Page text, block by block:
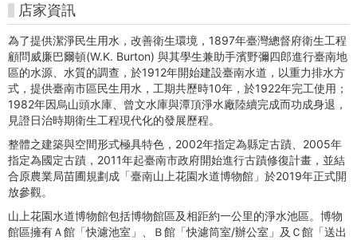
輕
鬆
遊
店家資訊
為了提供潔淨民生用水，改善衛生環境，1897年臺灣總督府衛生工程
顧問威廉巴爾頓(W.K. Burton) 與其學生兼助手濱野彌四郎進行臺南地
區的水源、水質的調查，於1912年開始建設臺南水道，以重力排水方
式，提供臺南市區民生用水，工期共歷時10年，於1922年完工使用；
1982年因烏山頭水庫、曾文水庫與潭頂淨水廠陸續完成而功成身退，
見證日治時期衛生工程現代化的發展歷程。
整體之建築與空間形式極具特色，2002年指定為縣定古蹟、2005年
指定為國定古蹟，2011年起臺南市政府開始進行古蹟修復計畫，並結
合原農業局苗圃規劃成「臺南山上花園水道博物館」於2019年正式開
放參觀。
山上花園水道博物館包括博物館區及相距約一公里的淨水池區。博物
館區擁有Ａ館「快濾池室」、Ｂ館「快濾筒室/辦公室」及Ｃ館「送出